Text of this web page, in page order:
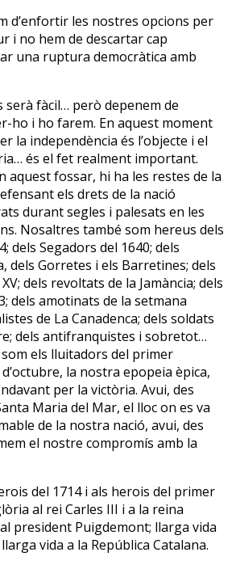
d’enfortir les nostres opcions per
i no hem de descartar cap
una ruptura democràtica amb
serà fàcil… però depenem de
ho i ho farem. En aquest moment
la independència és l’objecte i el
és el fet realment important.
aquest fossar, hi ha les restes de la
els drets de la nació
durant segles i palesats en les
Nosaltres també som hereus dels
dels Segadors del 1640; dels
dels Gorretes i els Barretines; dels
dels revoltats de la Jamància; dels
dels amotinats de la setmana
de La Canadenca; dels soldats
dels antifranquistes i sobretot…
els lluitadors del primer
la nostra epopeia èpica,
per la victòria. Avui, des
Maria del Mar, el lloc on es va
de la nostra nació, avui, des
el nostre compromís amb la
del 1714 i als herois del primer
al rei Carles III i a la reina
president Puigdemont; llarga vida
vida a la República Catalana.